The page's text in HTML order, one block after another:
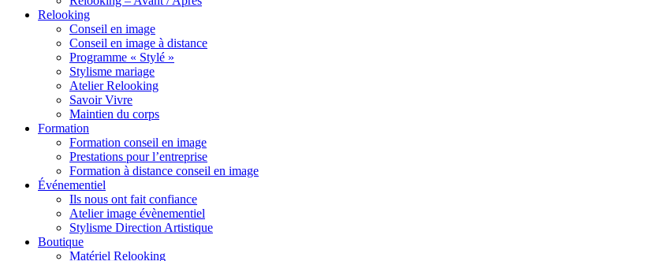
Relooking
Conseil en image
Conseil en image à distance
Programme « Stylé »
Stylisme mariage
Atelier Relooking
Savoir Vivre
Maintien du corps
Formation
Formation conseil en image
Prestations pour l’entreprise
Formation à distance conseil en image
Événementiel
Ils nous ont fait confiance
Atelier image évènementiel
Stylisme Direction Artistique
Boutique
Matériel Relooking